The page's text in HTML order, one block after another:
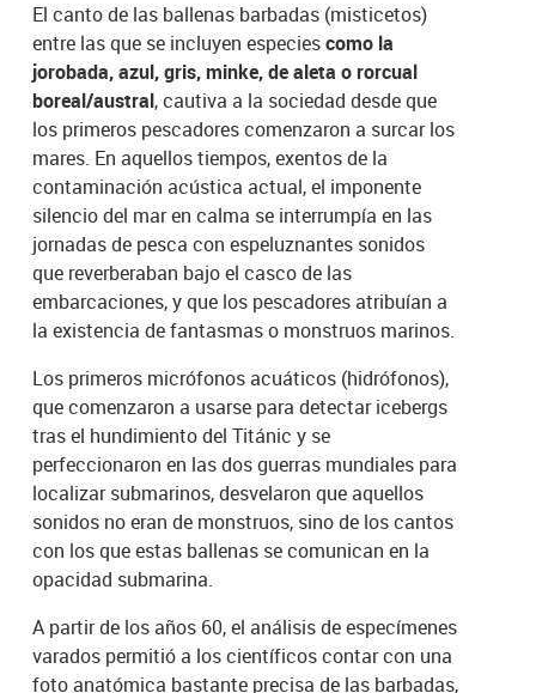
El canto de las ballenas barbadas (misticetos)
entre las que se incluyen especiescomo la
jorobada, azul, gris, minke, de aleta o rorcual
boreal/austral, cautiva a la sociedad desde que
los primeros pescadores comenzaron a surcar los
mares. En aquellos tiempos, exentos de la
contaminación acústica actual, el imponente
silencio del mar en calma se interrumpía en las
jornadas de pesca con espeluznantes sonidos
que reverberaban bajo el casco de las
embarcaciones, y que los pescadores atribuían a
la existencia de fantasmas o monstruos marinos.
Los primeros micrófonos acuáticos (hidrófonos),
que comenzaron a usarse para detectar icebergs
tras el hundimiento del Titánic y se
perfeccionaron en las dos guerras mundiales para
localizar submarinos, desvelaron que aquellos
sonidos no eran de monstruos, sino de los cantos
con los que estas ballenas se comunican en la
opacidad submarina.
A partir de los años 60, el análisis de especímenes
varados permitió a los científicos contar con una
foto anatómica bastante precisa de las barbadas,